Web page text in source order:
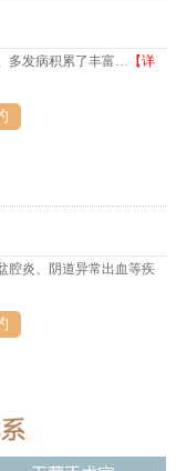
多发病积累了丰富… 【详
腔炎、阴道异常出血等疾